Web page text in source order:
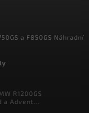
a F850GS Náhradní
R1200GS
a Advent...